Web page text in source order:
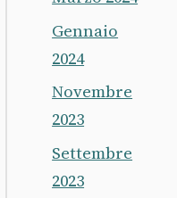
Gennaio
2024
Novembre
2023
Settembre
2023